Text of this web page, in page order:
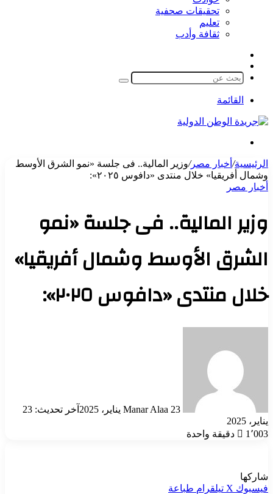
تحقيقات صحفية
تعليم
ثقافة وأدب
المظلم
بحث
القائمة
الرئيسية/ أخبار مصر/وزير المالية.. فى جلسة «نمو الشرق الأوسط
وشمال أفريقيا» خلال منتدى «دافوس ٢٠٢٥»:
أخبار مصر
وزير المالية.. فى جلسة «نمو
الشرق الأوسط وشمال أفريقيا»
خلال منتدى «دافوس ٢٠٢٥»:
Manar Alaa 23 يناير، 2025
آخر تحديث: 23
يناير، 2025
1٬003
دقيقة واحدة
شاركها
فيسبوك ‫X تيلقرام طباعة